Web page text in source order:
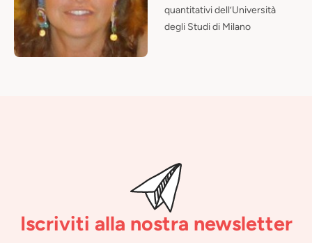
quantitativi dell’Università
degli Studi di Milano
Iscriviti alla nostra newsletter